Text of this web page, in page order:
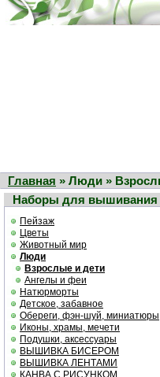
Главная » Люди »
Наборы для вышивания
Пейзаж
Цветы
Животный мир
Люди
Взрослые и дети
Ангелы и феи
Натюрморты
Детское, забавное
Обереги, фэн-шуй, миниатюры
Иконы, храмы, мечети
Подушки, аксессуары
ВЫШИВКА БИСЕРОМ
ВЫШИВКА ЛЕНТАМИ
КАНВА С РИСУНКОМ